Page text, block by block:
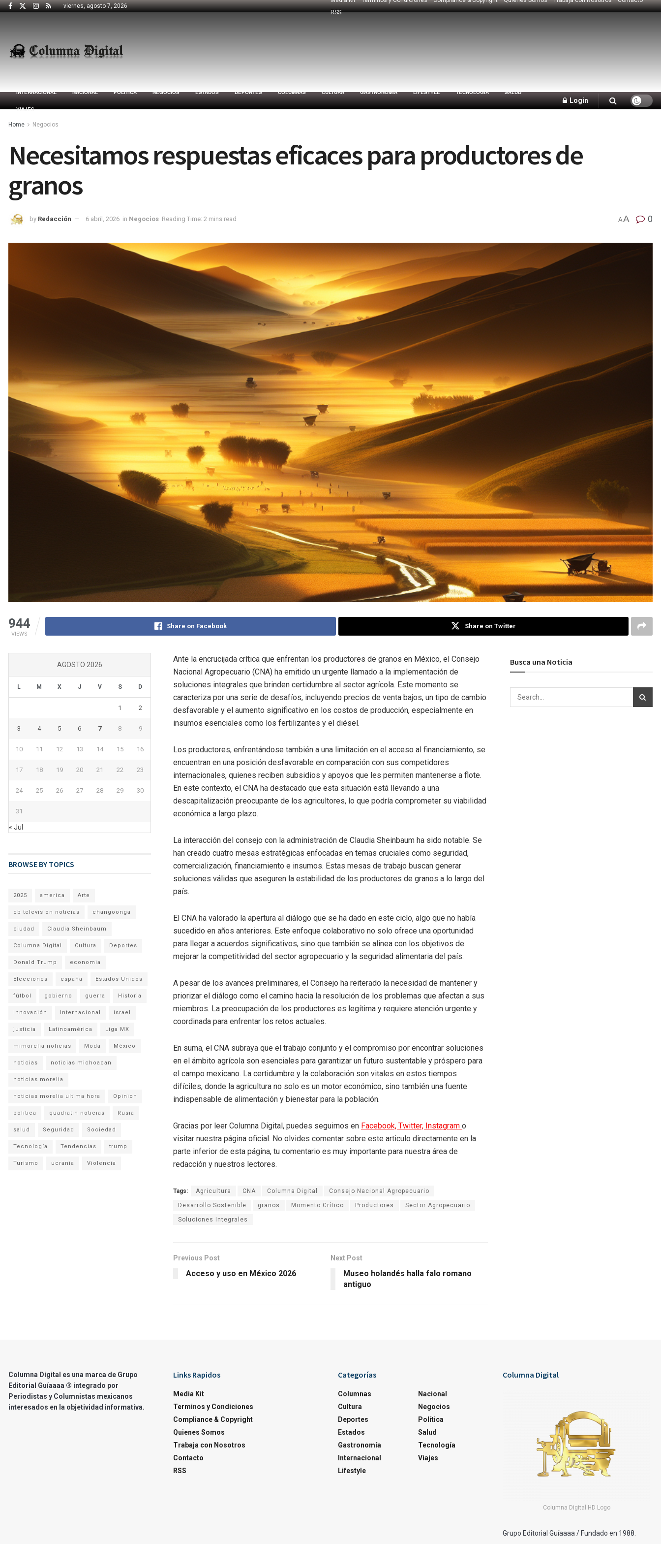
viernes, agosto 7, 2026
RSS
INTERNACIONAL NACIONAL POLÍTICA NEGOCIOS ESTADOS DEPORTES COLUMNAS CULTURA GASTRONOMÍA LIFESTYLE TECNOLOGÍA SALUD
VIAJES
Login
Home Negocios
Necesitamos respuestas eficaces para productores de
granos
by Redacción 6 abril, 2026 in Negocios Reading Time: 2 mins read AA 0
944
VIEWS
Share on Facebook Share on Twitter
Ante la encrucijada crítica que enfrentan los productores de granos en México, el Consejo
Nacional Agropecuario (CNA) ha emitido un urgente llamado a la implementación de
soluciones integrales que brinden certidumbre al sector agrícola. Este momento se
caracteriza por una serie de desafíos, incluyendo precios de venta bajos, un tipo de cambio
desfavorable y el aumento significativo en los costos de producción, especialmente en
insumos esenciales como los fertilizantes y el diésel.
Los productores, enfrentándose también a una limitación en el acceso al financiamiento, se
encuentran en una posición desfavorable en comparación con sus competidores
internacionales, quienes reciben subsidios y apoyos que les permiten mantenerse a flote.
En este contexto, el CNA ha destacado que esta situación está llevando a una
descapitalización preocupante de los agricultores, lo que podría comprometer su viabilidad
económica a largo plazo.
La interacción del consejo con la administración de Claudia Sheinbaum ha sido notable. Se
han creado cuatro mesas estratégicas enfocadas en temas cruciales como seguridad,
comercialización, financiamiento e insumos. Estas mesas de trabajo buscan generar
soluciones válidas que aseguren la estabilidad de los productores de granos a lo largo del
país.
El CNA ha valorado la apertura al diálogo que se ha dado en este ciclo, algo que no había
sucedido en años anteriores. Este enfoque colaborativo no solo ofrece una oportunidad
para llegar a acuerdos significativos, sino que también se alinea con los objetivos de
mejorar la competitividad del sector agropecuario y la seguridad alimentaria del país.
A pesar de los avances preliminares, el Consejo ha reiterado la necesidad de mantener y
priorizar el diálogo como el camino hacia la resolución de los problemas que afectan a sus
miembros. La preocupación de los productores es legítima y requiere atención urgente y
coordinada para enfrentar los retos actuales.
En suma, el CNA subraya que el trabajo conjunto y el compromiso por encontrar soluciones
en el ámbito agrícola son esenciales para garantizar un futuro sustentable y próspero para
el campo mexicano. La certidumbre y la colaboración son vitales en estos tiempos
difíciles, donde la agricultura no solo es un motor económico, sino también una fuente
indispensable de alimentación y bienestar para la población.
Gracias por leer Columna Digital, puedes seguirnos en Facebook, Twitter, Instagram o
visitar nuestra página oficial. No olvides comentar sobre este articulo directamente en la
parte inferior de esta página, tu comentario es muy importante para nuestra área de
redacción y nuestros lectores.
Tags: Agricultura CNA Columna Digital Consejo Nacional Agropecuario
Desarrollo Sostenible granos Momento Crítico Productores Sector Agropecuario
Soluciones Integrales
Previous Post
Acceso y uso en México 2026
Next Post
Museo holandés halla falo romano
antiguo
AGOSTO 2026
L M X J V S D
1 2
3 4 5 6 7 8 9
10 11 12 13 14 15 16
17 18 19 20 21 22 23
24 25 26 27 28 29 30
31
« Jul
BROWSE BY TOPICS
2025 america Arte
cb television noticias changoonga
ciudad Claudia Sheinbaum
Columna Digital Cultura Deportes
Donald Trump economia
Elecciones españa Estados Unidos
fútbol gobierno guerra Historia
Innovación Internacional israel
justicia Latinoamérica Liga MX
mimorelia noticias Moda México
noticias noticias michoacan
noticias morelia
noticias morelia ultima hora Opinion
politica quadratin noticias Rusia
salud Seguridad Sociedad
Tecnología Tendencias trump
Turismo ucrania Violencia
Busca una Noticia
Columna Digital es una marca de Grupo
Editorial Guíaaaa ® integrado por
Periodistas y Columnistas mexicanos
interesados en la objetividad informativa.
Links Rapidos
Media Kit
Terminos y Condiciones
Compliance & Copyright
Quienes Somos
Trabaja con Nosotros
Contacto
RSS
Categorías
Columnas
Cultura
Deportes
Estados
Gastronomía
Internacional
Lifestyle
Nacional
Negocios
Política
Salud
Tecnología
Viajes
Columna Digital
Columna Digital HD Logo
Grupo Editorial Guíaaaa / Fundado en 1988.